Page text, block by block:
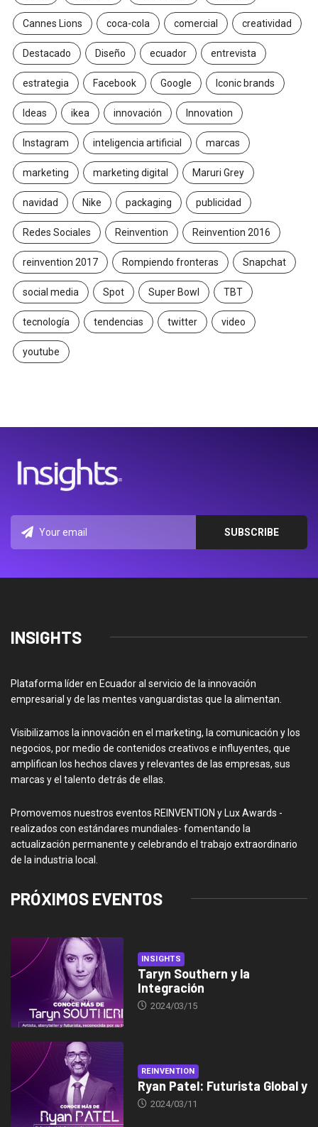
Cannes Lions coca-cola comercial creatividad
Destacado Diseño ecuador entrevista
estrategia Facebook Google Iconic brands
Ideas ikea innovación Innovation
Instagram inteligencia artificial marcas
marketing marketing digital Maruri Grey
navidad Nike packaging publicidad
Redes Sociales Reinvention Reinvention 2016
reinvention 2017 Rompiendo fronteras Snapchat
social media Spot Super Bowl TBT
tecnología tendencias twitter video
youtube
INSIGHTS
Plataforma líder en Ecuador al servicio de la innovación
empresarial y de las mentes vanguardistas que la alimentan.
Visibilizamos la innovación en el marketing, la comunicación y los
negocios, por medio de contenidos creativos e influyentes, que
amplifican los hechos claves y relevantes de las empresas, sus
marcas y el talento detrás de ellas.
Promovemos nuestros eventos REINVENTION y Lux Awards -
realizados con estándares mundiales- fomentando la
actualización permanente y celebrando el trabajo extraordinario
de la industria local.
PRÓXIMOS EVENTOS
INSIGHTS
Taryn Southern y la
Integración
2024/03/15
REINVENTION
Ryan Patel: Futurista Global y
2024/03/11